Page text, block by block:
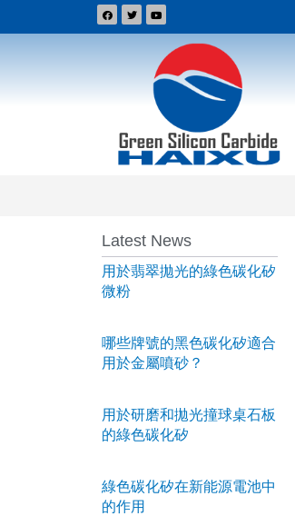
Latest News
用於翡翠拋光的綠色碳化矽
微粉
哪些牌號的黑色碳化矽適合
用於金屬噴砂？
用於研磨和拋光撞球桌石板
的綠色碳化矽
綠色碳化矽在新能源電池中
的作用